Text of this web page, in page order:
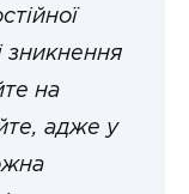
зникнення
на
адже у